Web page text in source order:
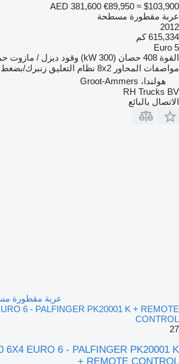
AED 381,600 €89,950 ≈ $103,900
عربة مقطورة مسطحة
2012
615,334 كم
Euro 5
القوة 408 حصان (300 kW) وقود ديزل / مازوت
مواصفات المحاور 8x2 نظام التعليق زنبرك/بضغط
هولندا، Groot-Ammers
RH Trucks BV
الاتصال بالبائع
6 - PALFINGER PK20001 K + REMOTE
CONTROL
27
6X4 EURO 6 - PALFINGER PK20001 K
+ REMOTE CONTROL